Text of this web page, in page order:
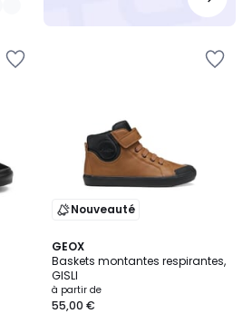
Nouveauté
GEOX
Baskets montantes respirantes,
GISLI
à partir de
55,00 €